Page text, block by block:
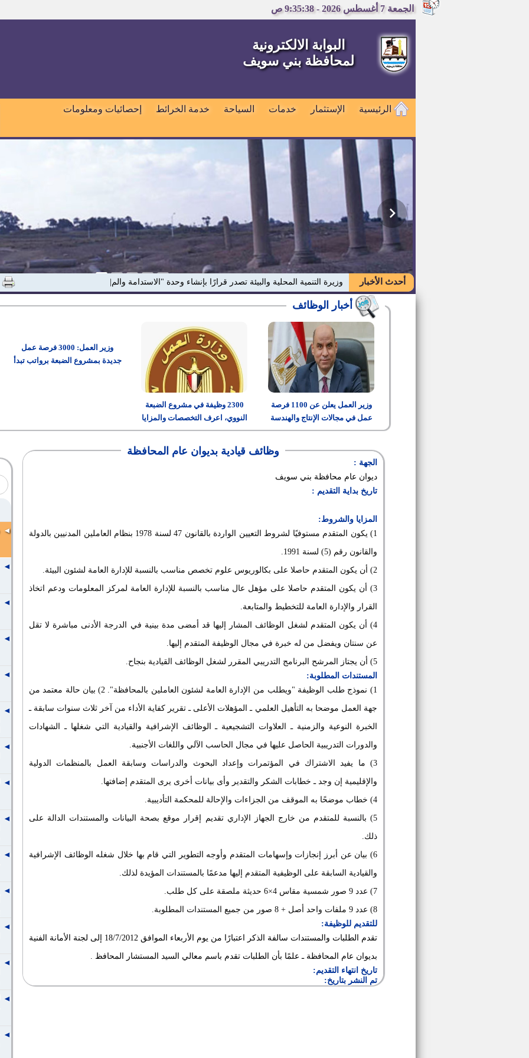
الجمعة 7 أغسطس 2026 - 9:35:39 ص
البوابة الالكترونية
لمحافظة بني سويف
الرئيسية الإستثمار خدمات السياحة خدمة الخرائط إحصائيات ومعلومات
أحدث الأخبار وزيرة التنمية المحلية والبيئة تصدر قرارًا بإنشاء وحدة "الاستدامة والمسئولية المجت|
وزير العمل يعلن عن 1100 فرصة
عمل في مجالات الإنتاج والهندسة
والتشغيل
2300 وظيفة في مشروع الضبعة
النووي، اعرف التخصصات والمزايا
وطريقة التقديم
وزير العمل: 3000 فرصة عمل
جديدة بمشروع الضبعة برواتب تبدأ
وظائف قيادية بديوان عام المحافظة
الجهة :
ديوان عام محافظة بني سويف
تاريخ بداية التقديم :
المزايا والشروط:
1) يكون المتقدم مستوفيًا لشروط التعيين الواردة بالقانون 47 لسنة 1978 بنظام العاملين المدنيين بالدولة
والقانون رقم (5) لسنة 1991.
2) أن يكون المتقدم حاصلا على بكالوريوس علوم تخصص مناسب بالنسبة للإدارة العامة لشئون البيئة.
3) أن يكون المتقدم حاصلا على مؤهل عال مناسب بالنسبة للإدارة العامة لمركز المعلومات ودعم اتخاذ
القرار والإدارة العامة للتخطيط والمتابعة.
4) أن يكون المتقدم لشغل الوظائف المشار إليها قد أمضى مدة بينية في الدرجة الأدنى مباشرة لا تقل
عن سنتان ويفضل من له خبرة في مجال الوظيفة المتقدم إليها.
5) أن يجتاز المرشح البرنامج التدريبي المقرر لشغل الوظائف القيادية بنجاح.
المستندات المطلوبة:
1) نموذج طلب الوظيفة "ويطلب من الإدارة العامة لشئون العاملين بالمحافظة". 2) بيان حالة معتمد من
جهة العمل موضحا به التأهيل العلمي ـ المؤهلات الأعلى ـ تقرير كفاية الأداء من آخر ثلاث سنوات سابقة ـ
الخبرة النوعية والزمنية ـ العلاوات التشجيعية ـ الوظائف الإشرافية والقيادية التي شغلها ـ الشهادات
والدورات التدريبية الحاصل عليها في مجال الحاسب الآلي واللغات الأجنبية.
3) ما يفيد الاشتراك في المؤتمرات وإعداد البحوث والدراسات وسابقة العمل بالمنظمات الدولية
والإقليمية إن وجد ـ خطابات الشكر والتقدير وأى بيانات أخرى يرى المتقدم إضافتها.
4) خطاب موضحًا به الموقف من الجزاءات والإحالة للمحكمة التأديبية.
5) بالنسبة للمتقدم من خارج الجهاز الإداري تقديم إقرار موقع بصحة البيانات والمستندات الدالة على
ذلك.
6) بيان عن أبرز إنجازات وإسهامات المتقدم وأوجه التطوير التي قام بها خلال شغله الوظائف الإشرافية
والقيادية السابقة على الوظيفية المتقدم إليها مدعمًا بالمستندات المؤيدة لذلك.
7) عدد 9 صور شمسية مقاس 4×6 حديثة ملصقة على كل طلب.
8) عدد 9 ملفات واحد أصل + 8 صور من جميع المستندات المطلوبة.
للتقديم للوظيفة:
تقدم الطلبات والمستندات سالفة الذكر اعتبارًا من يوم الأربعاء الموافق 18/7/2012 إلى لجنة الأمانة الفنية
بديوان عام المحافظة ـ علمًا بأن الطلبات تقدم باسم معالي السيد المستشار المحافظ .
تاريخ انتهاء التقديم:
تم النشر بتاريخ: